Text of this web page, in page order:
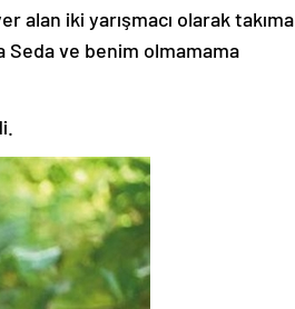
alan iki yarışmacı olarak takıma
Seda ve benim olmamama